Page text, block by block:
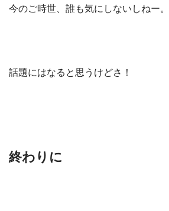
今のご時世、誰も気にしないしねー。
話題にはなると思うけどさ！
終わりに